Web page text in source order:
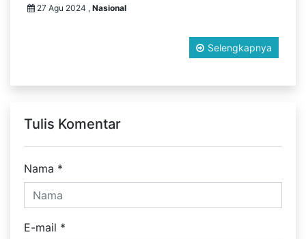
27 Agu 2024 , Nasional
Selengkapnya
Tulis Komentar
Nama *
E-mail *